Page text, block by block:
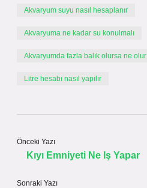
Akvaryum suyu nasıl hesaplanır
Akvaryuma ne kadar su konulmalı
Akvaryumda fazla balık olursa ne olur
Litre hesabı nasıl yapılır
Önceki Yazı
Kıyı Emniyeti Ne Iş Yapar
Sonraki Yazı